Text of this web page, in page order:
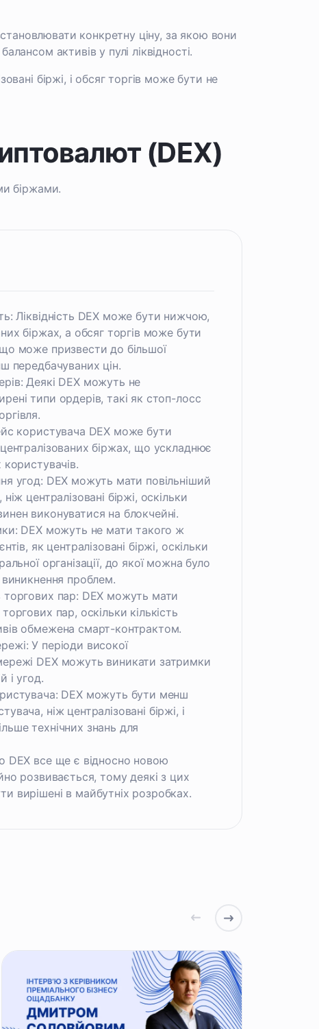
конкретну ціну, за якою вони
активів у пулі ліквідності.
біржі, і обсяг торгів може бути не
(DEX)
біржами.
Ліквідність DEX може бути нижчою,
біржах, а обсяг торгів може бути
може призвести до більшої
передбачуваних цін.
Деякі DEX можуть не
типи ордерів, такі як стоп-лосс
користувача DEX може бути
біржах, що ускладнює
користувачів.
угод: DEX можуть мати повільніший
централізовані біржі, оскільки
виконуватися на блокчейні.
DEX можуть не мати такого ж
як централізовані біржі, оскільки
організації, до якої можна було
проблем.
торгових пар: DEX можуть мати
пар, оскільки кількість
обмежена смарт-контрактом.
У періоди високої
DEX можуть виникати затримки
і угод.
DEX можуть бути менш
ніж централізовані біржі, і
технічних знань для
DEX все ще є відносно новою
розвивається, тому деякі з цих
вирішені в майбутніх розробках.